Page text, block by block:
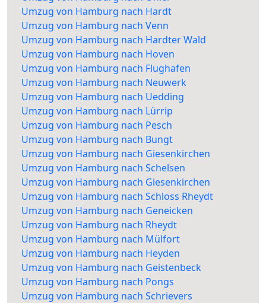
Umzug von Hamburg nach Hardt
Umzug von Hamburg nach Venn
Umzug von Hamburg nach Hardter Wald
Umzug von Hamburg nach Hoven
Umzug von Hamburg nach Flughafen
Umzug von Hamburg nach Neuwerk
Umzug von Hamburg nach Uedding
Umzug von Hamburg nach Lürrip
Umzug von Hamburg nach Pesch
Umzug von Hamburg nach Bungt
Umzug von Hamburg nach Giesenkirchen
Umzug von Hamburg nach Schelsen
Umzug von Hamburg nach Giesenkirchen
Umzug von Hamburg nach Schloss Rheydt
Umzug von Hamburg nach Geneicken
Umzug von Hamburg nach Rheydt
Umzug von Hamburg nach Mülfort
Umzug von Hamburg nach Heyden
Umzug von Hamburg nach Geistenbeck
Umzug von Hamburg nach Pongs
Umzug von Hamburg nach Schrievers